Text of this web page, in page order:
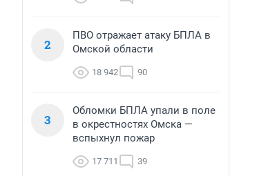
2
ПВО отражает атаку БПЛА в
Омской области
18 942 90
3
Обломки БПЛА упали в поле
в окрестностях Омска —
вспыхнул пожар
17 711 39